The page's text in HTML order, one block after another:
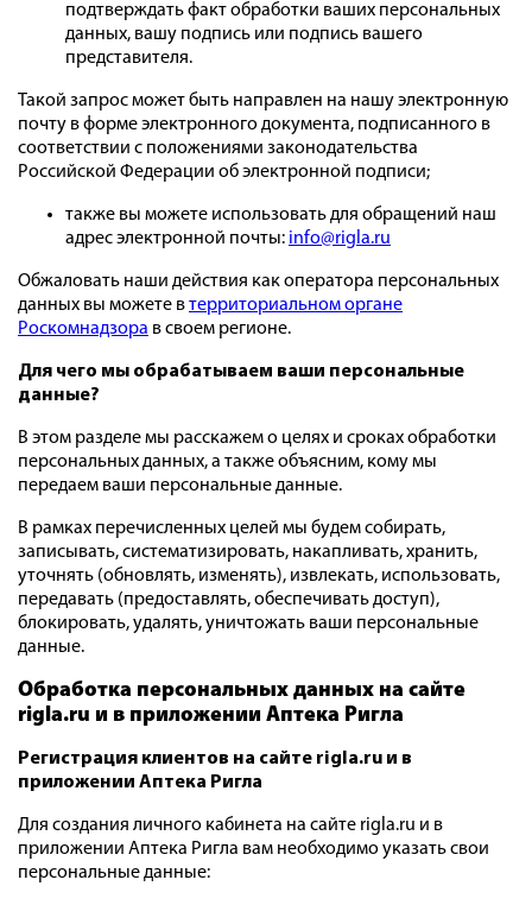
подтверждать факт обработки ваших персональных
данных, вашу подпись или подпись вашего
представителя.
Такой запрос может быть направлен на нашу электронную
почту в форме электронного документа, подписанного в
соответствии с положениями законодательства
Российской Федерации об электронной подписи;
также вы можете использовать для обращений наш
адрес электронной почты: info@rigla.ru
Обжаловать наши действия как оператора персональных
данных вы можете втерриториальном органе
Роскомнадзора в своем регионе.
Для чего мы обрабатываем ваши персональные
данные?
В этом разделе мы расскажем о целях и сроках обработки
персональных данных, а также объясним, кому мы
передаем ваши персональные данные.
В рамках перечисленных целей мы будем собирать,
записывать, систематизировать, накапливать, хранить,
уточнять (обновлять, изменять), извлекать, использовать,
передавать (предоставлять, обеспечивать доступ),
блокировать, удалять, уничтожать ваши персональные
данные.
Обработка персональных данных на сайте
rigla.ru и в приложении Аптека Ригла
Регистрация клиентов на сайте rigla.ru и в
приложении Аптека Ригла
Для создания личного кабинета на сайте rigla.ru и в
приложении Аптека Ригла вам необходимо указать свои
персональные данные: